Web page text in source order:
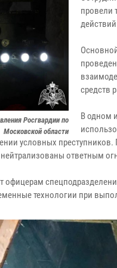
Росгвардии по
Московской области
провели
средств
В одном
условных
ответным
технологии при